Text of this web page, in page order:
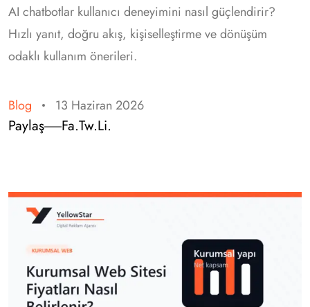
AI chatbotlar kullanıcı deneyimini nasıl güçlendirir?
Hızlı yanıt, doğru akış, kişiselleştirme ve dönüşüm
odaklı kullanım önerileri.
Blog 13 Haziran 2026
Paylaş Fa.Tw.Li.